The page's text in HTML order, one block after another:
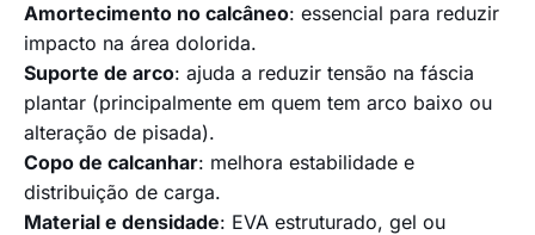
Amortecimento no calcâneo: essencial para reduzir
impacto na área dolorida.
Suporte de arco: ajuda a reduzir tensão na fáscia
plantar (principalmente em quem tem arco baixo ou
alteração de pisada).
Copo de calcanhar: melhora estabilidade e
distribuição de carga.
Material e densidade: EVA estruturado, gel ou